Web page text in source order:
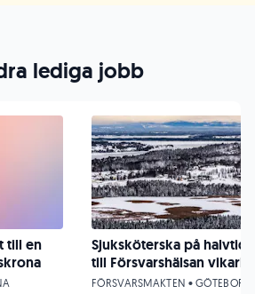
lediga jobb
till en
Sjuksköterska på halvtid
till Försvarshälsan vikariat
FÖRSVARSMAKTEN • GÖTEBORG